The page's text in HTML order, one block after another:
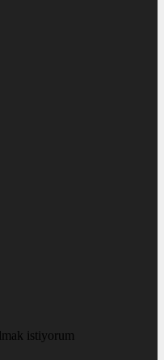
istiyorum